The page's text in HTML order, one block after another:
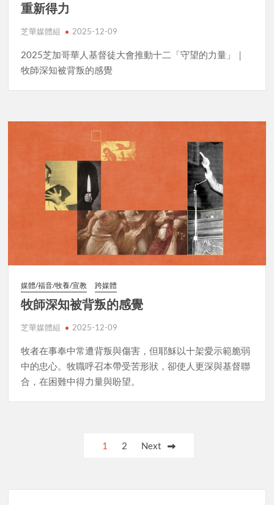
重新得力
芝華媒體組 2025-12-09
2025芝加哥華人基督徒大會推動十二「守望的力量」｜
牧師深知被背叛的感覺
媒體/福音/牧養/宣教 跨媒體
牧師深知被背叛的感覺
芝華媒體組 2025-12-09
牧者在事奉中常遭背叛與傷害，但耶穌以十架愛示範脆弱
中的忠心。牧職呼召本帶受苦形狀，卻使人更深與基督聯
合，在困難中得力量與盼望。
1 2 Next